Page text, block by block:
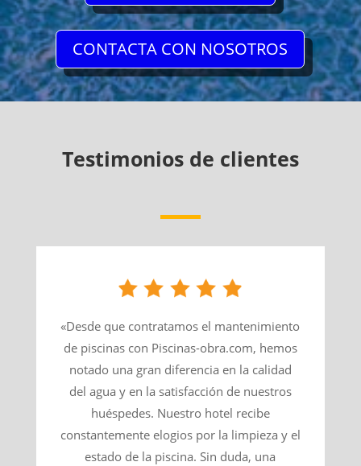
CONTACTA CON NOSOTROS
Testimonios de clientes
«Desde que contratamos el mantenimiento
de piscinas con Piscinas-obra.com, hemos
notado una gran diferencia en la calidad
del agua y en la satisfacción de nuestros
huéspedes. Nuestro hotel recibe
constantemente elogios por la limpieza y el
estado de la piscina. Sin duda, una